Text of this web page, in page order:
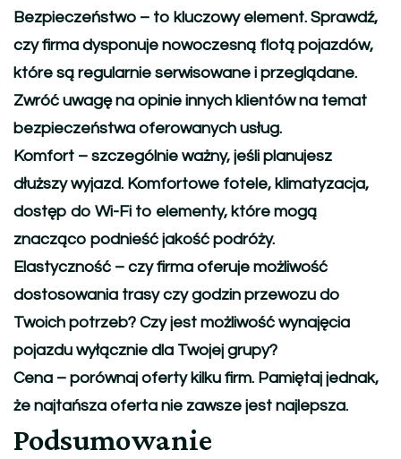
Bezpieczeństwo – to kluczowy element. Sprawdź,
czy firma dysponuje nowoczesną flotą pojazdów,
które są regularnie serwisowane i przeglądane.
Zwróć uwagę na opinie innych klientów na temat
bezpieczeństwa oferowanych usług.
Komfort – szczególnie ważny, jeśli planujesz
dłuższy wyjazd. Komfortowe fotele, klimatyzacja,
dostęp do Wi-Fi to elementy, które mogą
znacząco podnieść jakość podróży.
Elastyczność – czy firma oferuje możliwość
dostosowania trasy czy godzin przewozu do
Twoich potrzeb? Czy jest możliwość wynajęcia
pojazdu wyłącznie dla Twojej grupy?
Cena – porównaj oferty kilku firm. Pamiętaj jednak,
że najtańsza oferta nie zawsze jest najlepsza.
Podsumowanie